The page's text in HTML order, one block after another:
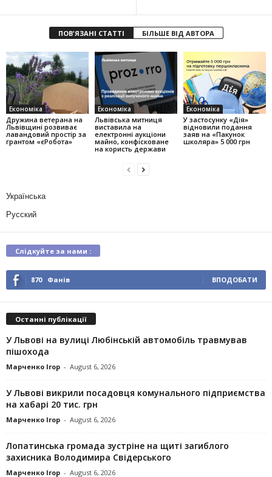
ПОВ'ЯЗАНІ СТАТТІ БІЛЬШЕ ВІД АВТОРА
Економіка
Дружина ветерана на
Львівщині розвиває
лавандовий простір за
грантом «єРобота»
Економіка
Львівська митниця
виставила на
електронні аукціони
майно, конфісковане
на користь держави
Економіка
У застосунку «Дія»
відновили подання
заяв на «Пакунок
школяра» 5 000 грн
Українська
Русский
Слідкуйте за нами :
870 Фанів ВПОДОБАТИ
Останні публікації
У Львові на вулиці Любінській автомобіль травмував
пішохода
Марченко Ігор - August 6, 2026
У Львові викрили посадовця комунального підприємства
на хабарі 20 тис. грн
Марченко Ігор - August 6, 2026
Лопатинська громада зустріне на щиті загиблого
захисника Володимира Свідерського
Марченко Ігор - August 6, 2026